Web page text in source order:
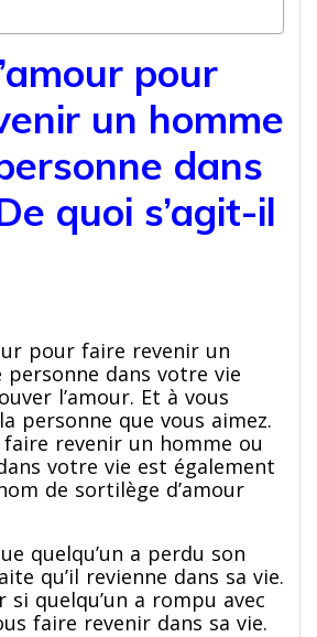
pour
un homme
dans
quoi s’agit-il
pour faire revenir un
personne dans votre vie
l’amour. Et à vous
personne que vous aimez.
revenir un homme ou
votre vie est également
de sortilège d’amour
quelqu’un a perdu son
qu’il revienne dans sa vie.
si quelqu’un a rompu avec
faire revenir dans sa vie.